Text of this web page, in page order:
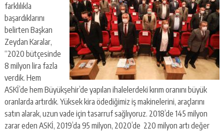
farklılıkla
başardıklarını
belirten Başkan
Zeydan Karalar,
“2020 bütçesinde
8 milyon lira fazla
verdik. Hem
ASKİ’de hem Büyükşehir’de yapılan ihalelerdeki kırım oranını büyük
oranlarda artırdık. Yüksek kira ödediğimiz iş makinelerini, araçlarını
satın alarak, uzun vade için tasarruf sağlıyoruz. 2018’de 145 milyon
zarar eden ASKİ, 2019’da 95 milyon, 2020’de 220 milyon artı değer